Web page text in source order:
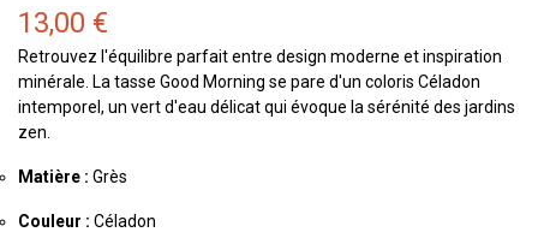
13,00 €
Retrouvez l'équilibre parfait entre design moderne et inspiration
minérale. La tasse Good Morning se pare d'un coloris Céladon
intemporel, un vert d'eau délicat qui évoque la sérénité des jardins
zen.
Matière : Grès
Couleur : Céladon